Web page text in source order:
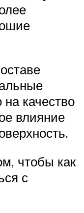
качество
влияние
чтобы как
с